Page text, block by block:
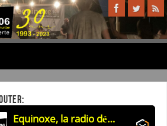
Equinoxe, la radio découverte